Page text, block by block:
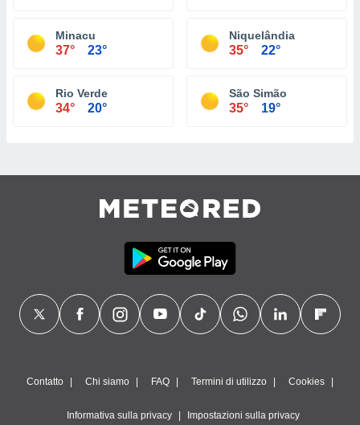
Minacu
37° 23°
Niquelândia
35° 22°
Rio Verde
34° 20°
São Simão
35° 19°
Contatto Chi siamo FAQ Termini di utilizzo Cookies
Informativa sulla privacy Impostazioni sulla privacy